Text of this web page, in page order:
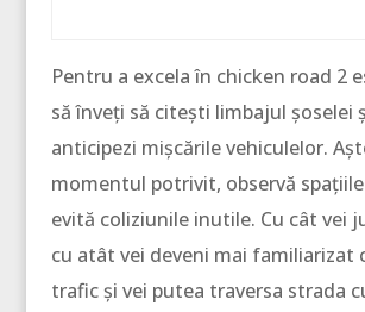
Pentru a excela în chicken road 2
să înveți să citești limbajul șoselei
anticipezi mișcările vehiculelor.
momentul potrivit, observă
evită coliziunile inutile. Cu cât vei
cu atât vei deveni mai familiarizat
trafic și vei putea traversa strada